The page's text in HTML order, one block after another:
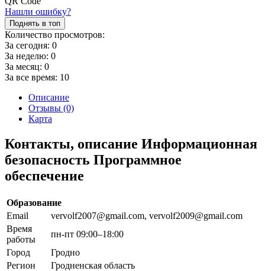
Нашли ошибку?
Поднять в топ
Количество просмотров:
За сегодня: 0
За неделю: 0
За месяц: 0
За все время: 10
Описание
Отзывы (0)
Карта
Контакты, описание Информационная
безопасность Программное
обеспечение
Образование
Email
vervolf2007@gmail.com, vervolf2009@gmail.com
Время
работы
пн-пт 09:00–18:00
Город
Гродно
Регион
Гродненская область